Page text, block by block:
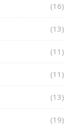
(16)
(13)
(11)
(11)
(13)
(19)